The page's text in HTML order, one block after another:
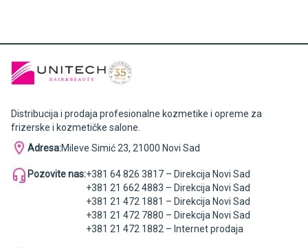
Distribucija i prodaja profesionalne kozmetike i opreme za
frizerske i kozmetičke salone.
Adresa:Mileve Simić 23, 21000 Novi Sad
Pozovite nas:+381 64 826 3817 – Direkcija Novi Sad
+381 21 662 4883 – Direkcija Novi Sad
+381 21 472 1881 – Direkcija Novi Sad
+381 21 472 7880 – Direkcija Novi Sad
+381 21 472 1882 – Internet prodaja